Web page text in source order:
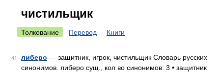
чистильщик
Толкование Перевод Книги
41 либеро — защитник, игрок, чистильщик Словарь русских
синонимов. либеро сущ., кол во синонимов: 3 • защитник